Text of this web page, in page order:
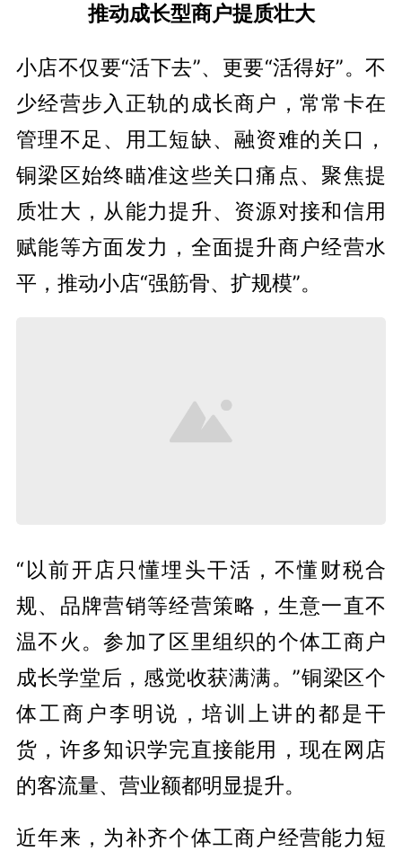
推动成长型商户提质壮大
小店不仅要“活下去”、更要“活得好”。不
少经营步入正轨的成长商户，常常卡在
管理不足、用工短缺、融资难的关口，
铜梁区始终瞄准这些关口痛点、聚焦提
质壮大，从能力提升、资源对接和信用
赋能等方面发力，全面提升商户经营水
平，推动小店“强筋骨、扩规模”。
“以前开店只懂埋头干活，不懂财税合
规、品牌营销等经营策略，生意一直不
温不火。参加了区里组织的个体工商户
成长学堂后，感觉收获满满。”铜梁区个
体工商户李明说，培训上讲的都是干
货，许多知识学完直接能用，现在网店
的客流量、营业额都明显提升。
近年来，为补齐个体工商户经营能力短